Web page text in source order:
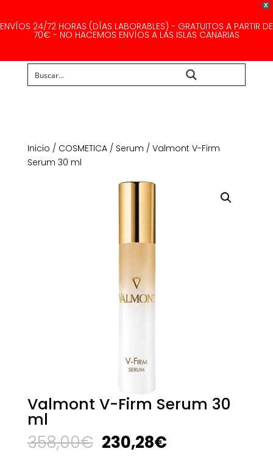
X
ENVÍOS 24/72 HORAS (DÍAS LABORABLES) - GRATUITOS A PARTIR DE
70€ - NO HACEMOS ENVÍOS A LAS ISLAS CANARIAS
Inicio / COSMETICA/ Serum / Valmont V-Firm
Serum 30 ml
Valmont V-Firm Serum 30
ml
358,00€ El
precio
230,28€El